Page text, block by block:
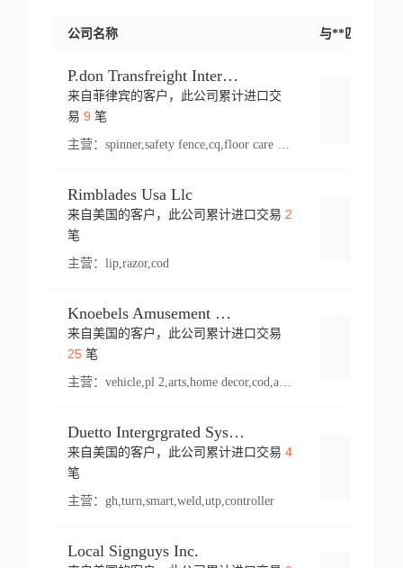
公司名称 与**匹配交易
P.don Transfreight International
来自菲律宾的客户，此公司累计进口交
易 9 笔
主营：
Rimblades Usa Llc
来自美国的客户，此公司累计进口交易 2
笔
主营： lip,razor,cod
Knoebels Amusement Resort
来自美国的客户，此公司累计进口交易
25笔
主营： vehicle,pl 2,arts,home decor,cod,amusement ride,sea
Duetto Intergrgrated Systems Inc.
来自美国的客户，此公司累计进口交易 4
笔
主营： gh,turn,smart,weld,utp,controller
Local Signguys Inc.